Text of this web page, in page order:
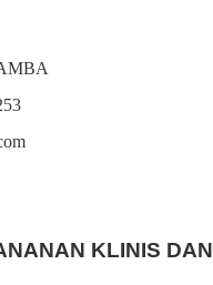
KLINIS DAN